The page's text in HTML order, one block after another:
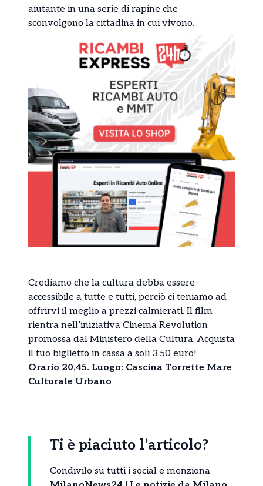
aiutante in una serie di rapine che
sconvolgono la cittadina in cui vivono.
Crediamo che la cultura debba essere
accessibile a tutte e tutti, perciò ci teniamo ad
offrirvi il meglio a prezzi calmierati. Il film
rientra nell’iniziativa Cinema Revolution
promossa dal Ministero della Cultura. Acquista
il tuo biglietto in cassa a soli 3,50 euro!
Orario 20,45. Luogo: Cascina Torrette Mare
Culturale Urbano
Ti è piaciuto l’articolo?
Condivilo su tutti i social e menziona